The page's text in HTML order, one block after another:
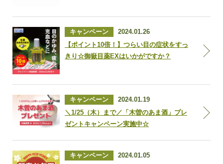
キャンペーン
2024.01.26
【ポイント10倍！】つらい目の症状をすっ
きり☆御嶽目薬EXはいかがですか？
キャンペーン
2024.01.19
＼1/25（木）まで／「木曽のあま酒」プレ
ゼントキャンペーン実施中☆
キャンペーン
2024.01.05